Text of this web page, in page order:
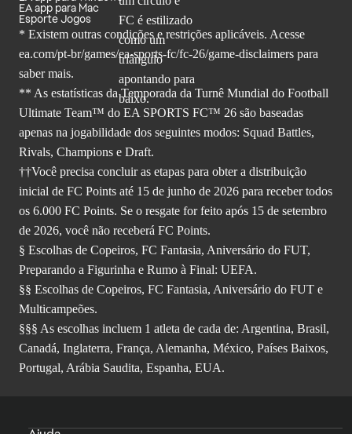
EA app para Mac
Esporte Jogos
* Existem outras condições e restrições aplicáveis. Acesse
ea.com/pt-br/games/ea-sports-fc/fc-26/game-disclaimers para
saber mais.
** As estatísticas da Temporada da Turnê Mundial do Football
Ultimate Team™ do EA SPORTS FC™ 26 são baseadas
apenas na jogabilidade dos seguintes modos: Squad Battles,
Rivals, Champions e Draft.
††Você precisa concluir as etapas para obter a distribuição
inicial de FC Points até 15 de junho de 2026 para receber todos
os 6.000 FC Points. Se o resgate for feito após 15 de setembro
de 2026, você não receberá FC Points.
§ Escolhas de Copeiros, FC Fantasia, Aniversário do FUT,
Preparando a Figurinha e Rumo à Final: UEFA.
§§ Escolhas de Copeiros, FC Fantasia, Aniversário do FUT e
Multicampeões.
§§§ As escolhas incluem 1 atleta de cada de: Argentina, Brasil,
Canadá, Inglaterra, França, Alemanha, México, Países Baixos,
Portugal, Arábia Saudita, Espanha, EUA.